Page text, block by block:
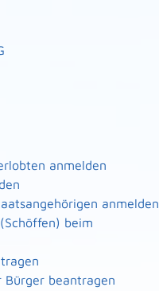
anmelden
anmelden
beim
Bürger beantragen